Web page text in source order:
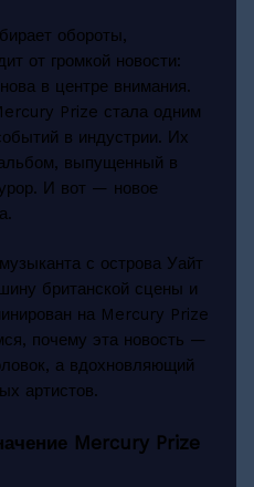
обороты,
от громкой новости:
в центре внимания.
Prize стала одним
в индустрии. Их
выпущенный в
И вот — новое
с острова Уайт
британской сцены и
на Mercury Prize
почему эта новость —
а вдохновляющий
артистов.
Mercury Prize